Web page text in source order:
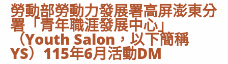
勞動部勞動力發展署高屏澎東分
署「青年職涯發展中心」
（Youth Salon，以下簡稱
YS）115年6月活動DM